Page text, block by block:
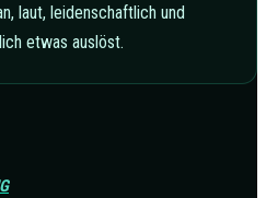
laut, leidenschaftlich und
etwas auslöst.